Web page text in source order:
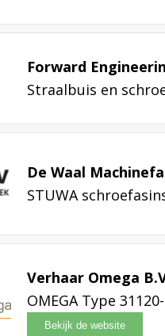
Forward
Straalbuis en
De Waal
STUWA
Verhaar Omega
OMEGA Type